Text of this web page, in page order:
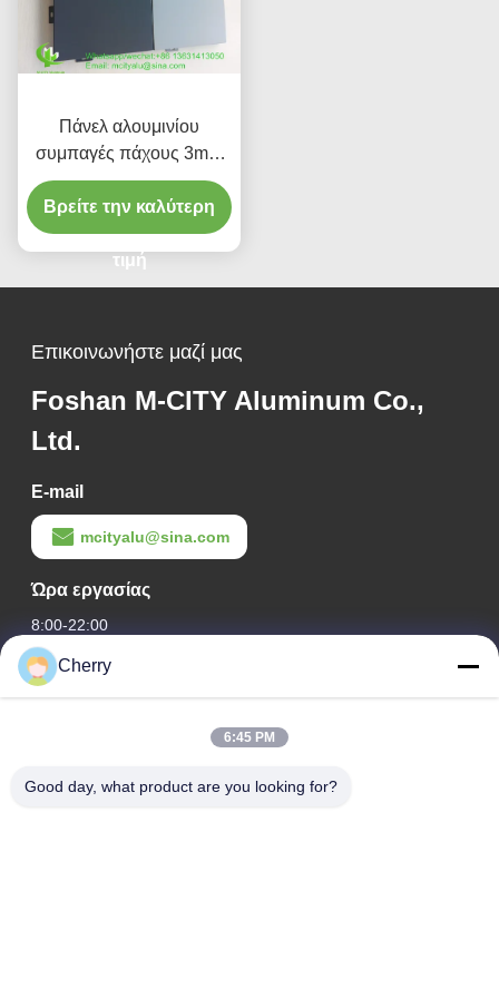
Πάνελ αλουμινίου
συμπαγές πάχους 3mm
με βαφή PVDF για
προσαρμόσιμη επένδυση
προσόψεων
Βρείτε την καλύτερη
τιμή
Επικοινωνήστε μαζί μας
Foshan M-CITY Aluminum Co.,
Ltd.
E-mail
mcityalu@sina.com
Ώρα εργασίας
8:00-22:00
Η διεύθυνσή μας
Βιομηχανικό πάρκο Hegui, Lishui, Nanhai Foshan Guangdong
Cherry
6:45 PM
Good day, what product are you looking for?